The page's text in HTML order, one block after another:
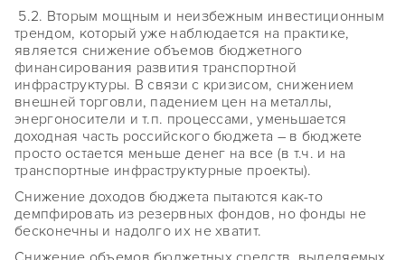
5.2. Вторым мощным и неизбежным инвестиционным
трендом, который уже наблюдается на практике,
является снижение объемов бюджетного
финансирования развития транспортной
инфраструктуры. В связи с кризисом, снижением
внешней торговли, падением цен на металлы,
энергоносители и т.п. процессами, уменьшается
доходная часть российского бюджета – в бюджете
просто остается меньше денег на все (в т.ч. и на
транспортные инфраструктурные проекты).
Снижение доходов бюджета пытаются как-то
демпфировать из резервных фондов, но фонды не
бесконечны и надолго их не хватит.